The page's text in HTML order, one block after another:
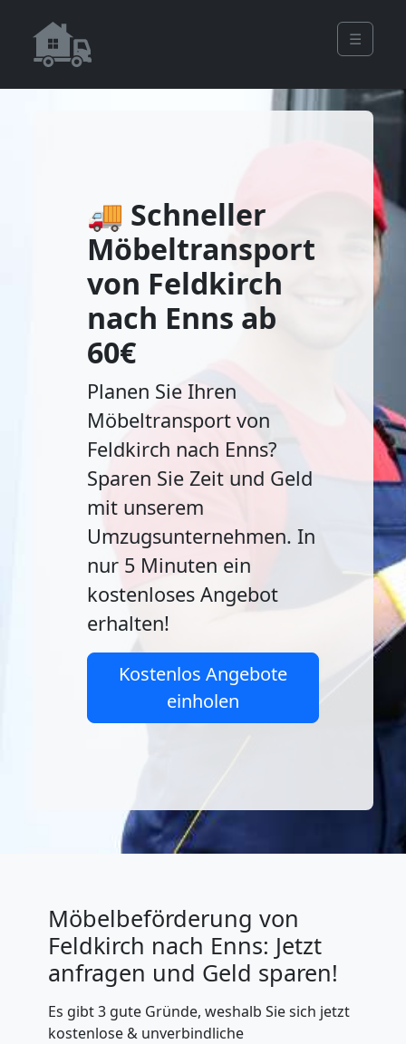
☰
🚚 Schneller
Möbeltransport
von Feldkirch
nach Enns ab
60€
Planen Sie Ihren
Möbeltransport von
Feldkirch nach Enns?
Sparen Sie Zeit und Geld
mit unserem
Umzugsunternehmen. In
nur 5 Minuten ein
kostenloses Angebot
erhalten!
Kostenlos Angebote
einholen
Möbelbeförderung von
Feldkirch nach Enns: Jetzt
anfragen und Geld sparen!
Es gibt 3 gute Gründe, weshalb Sie sich jetzt
kostenlose & unverbindliche